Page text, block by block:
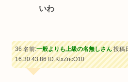
いわ
36 名前:一般よりも上級の名無しさん投稿
16:30:43.86ID:KtxZncO10